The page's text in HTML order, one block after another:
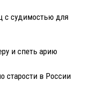
с судимостью для
и спеть арию
старости в России